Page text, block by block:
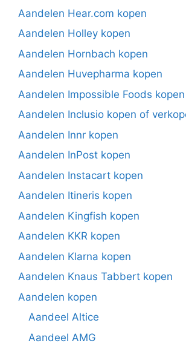
Aandelen Hear.com kopen
Aandelen Holley kopen
Aandelen Hornbach kopen
Aandelen Huvepharma kopen
Aandelen Impossible Foods kopen
Aandelen Inclusio kopen of
Aandelen Innr kopen
Aandelen InPost kopen
Aandelen Instacart kopen
Aandelen Itineris kopen
Aandelen Kingfish kopen
Aandelen KKR kopen
Aandelen Klarna kopen
Aandelen Knaus Tabbert kopen
Aandelen kopen
Aandeel Altice
Aandeel AMG